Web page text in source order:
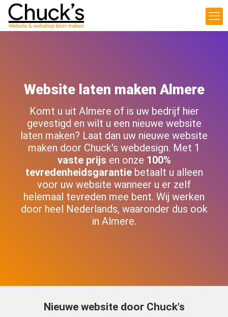
Website laten maken Almere
Komt u uit Almere of is uw bedrijf hier
gevestigd en wilt u een nieuwe website
laten maken? Laat dan uw nieuwe website
maken door Chuck's webdesign. Met 1
vaste prijs en onze 100%
tevredenheidsgarantiebetaalt u alleen
voor uw website wanneer u er zelf
helemaal tevreden mee bent. Wij werken
door heel Nederlands, waaronder dus ook
in Almere.
Nieuwe website door Chuck's